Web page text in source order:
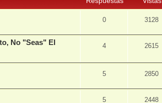
0 3128
No "Seas" El
4 2615
5 2850
5 2448